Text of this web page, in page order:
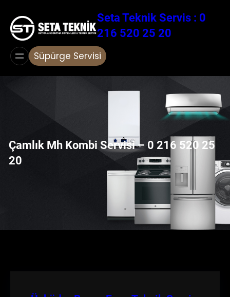
geç
Seta Teknik Servis : 0
216 520 25 20
Süpürge Servisi
Çamlık Mh Kombi Servisi – 0 216 520 25
20